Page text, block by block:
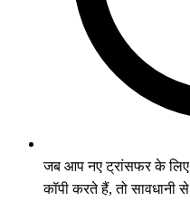
जब आप नए ट्रांसफर के
कॉपी करते हैं, तो सावधानी